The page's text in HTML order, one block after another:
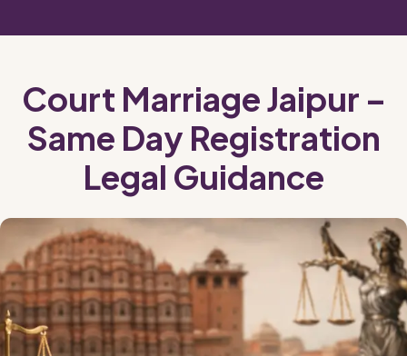
Court Marriage Jaipur –
Same Day Registration
Legal Guidance